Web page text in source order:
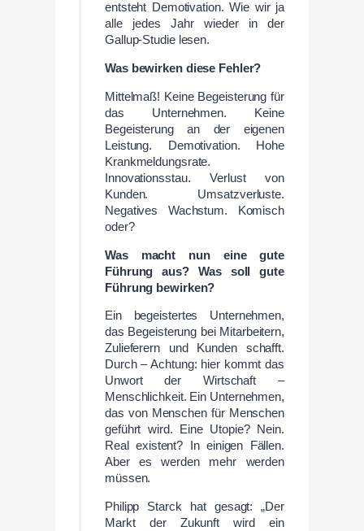
entsteht Demotivation. Wie wir ja
alle jedes Jahr wieder in der
Gallup-Studie lesen.
Was bewirken diese Fehler?
Mittelmaß! Keine Begeisterung für
das Unternehmen. Keine
Begeisterung an der eigenen
Leistung. Demotivation. Hohe
Krankmeldungsrate.
Innovationsstau. Verlust von
Kunden. Umsatzverluste.
Negatives Wachstum. Komisch
oder?
Was macht nun eine gute
Führung aus? Was soll gute
Führung bewirken?
Ein begeistertes Unternehmen,
das Begeisterung bei Mitarbeitern,
Zulieferern und Kunden schafft.
Durch – Achtung: hier kommt das
Unwort der Wirtschaft –
Menschlichkeit. Ein Unternehmen,
das von Menschen für Menschen
geführt wird. Eine Utopie? Nein.
Real existent? In einigen Fällen.
Aber es werden mehr werden
müssen.
Philipp Starck hat gesagt: „Der
Markt der Zukunft wird ein